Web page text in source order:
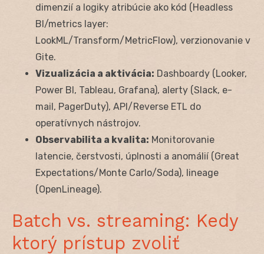
dimenzií a logiky atribúcie ako kód (Headless
BI/metrics layer:
LookML/Transform/MetricFlow), verzionovanie v
Gite.
Vizualizácia a aktivácia: Dashboardy (Looker,
Power BI, Tableau, Grafana), alerty (Slack, e-
mail, PagerDuty), API/Reverse ETL do
operatívnych nástrojov.
Observabilita a kvalita: Monitorovanie
latencie, čerstvosti, úplnosti a anomálií (Great
Expectations/Monte Carlo/Soda), lineage
(OpenLineage).
Batch vs. streaming: Kedy
ktorý prístup zvoliť